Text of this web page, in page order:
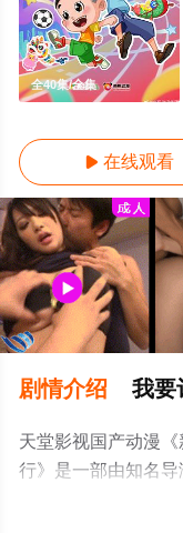
全40集/全集
 在线观看
剧情介绍 我要
天堂影视国产动漫
行》是一部由知名
漫，大结局剧情已